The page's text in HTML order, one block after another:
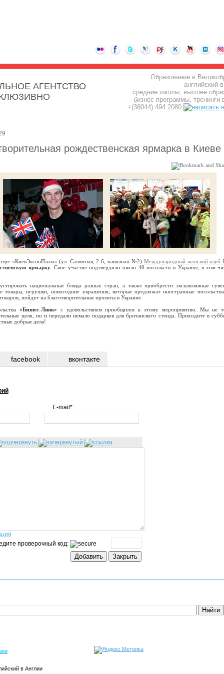
АГЕНТСТВО
Образование в
английский
средние школы, высшее
бизнес-программы, тренинги
+(38044) 494 2080
рождественская ярмарка в Киеве
«КиевЭкспоПлаза» (ул. Салютная, 2-6, павильон №2)Международный женский клуб
ярмарку. Свое участие подтвердили около 40 посольств в Украине, в том
национальные блюда разных стран, а также приобрести эксклюзивные
товары, игрушки, новогодние украшения, которые предложат иностранные
пойдут на благотворительные проекты в Украине.
«Бизнес-Линк» с удовольствием приобщился к этому мероприятию. Мы не
цели, но и передали немало подарков для британского стенда. Приходите в
добрые дела!
E-mail*:
проверочный код:
facebook вконтакте
в Англии